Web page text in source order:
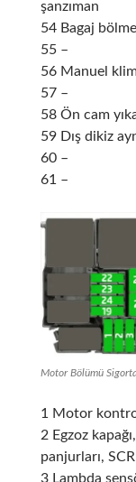
şanzıman
54 Bagaj
55 –
56 Manuel
57 –
58 Ön cam
59 Dış dikiz
60 –
61 –
Motor Bölümü
1 Motor
2 Egzoz
panjurları,
3 Lambda